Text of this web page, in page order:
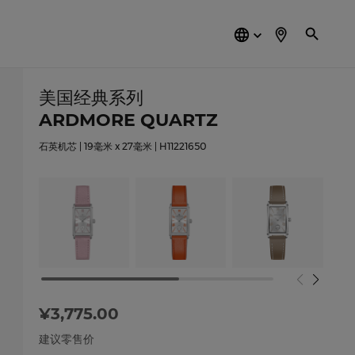
简
体
美国经典系列
ARDMORE QUARTZ
石英机芯 | 19毫米 x 27毫米 | H11221650
¥3,775.00
建议零售价